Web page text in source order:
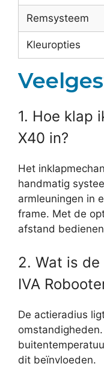
Remsysteem
Kleuropties
1. Hoe klap
X40 in?
Het
handmatig
armleuningen in
frame. Met de
afstand
2. Wat is
IVA
De actieradius
dit beïnvloeden.